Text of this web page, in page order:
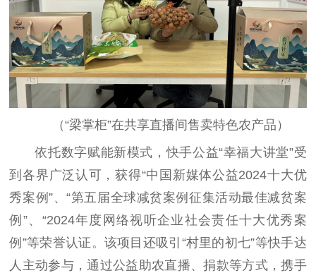
（“梁掌柜”在共享直播间售卖特色农产品）
依托数字赋能新模式，快手公益“幸福大讲堂”受
到各界广泛认可，获得“中国新媒体公益2024十大优
秀案例”、“第五届全球减贫案例征集活动最佳减贫案
例”、“2024年度网络视听企业社会责任十大优秀案
例”等荣誉认证。该项目还吸引“村里的初七”等快手达
人主动参与，通过公益助农直播、捐款等方式，携手